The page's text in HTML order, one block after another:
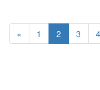
« 1 2 3 4